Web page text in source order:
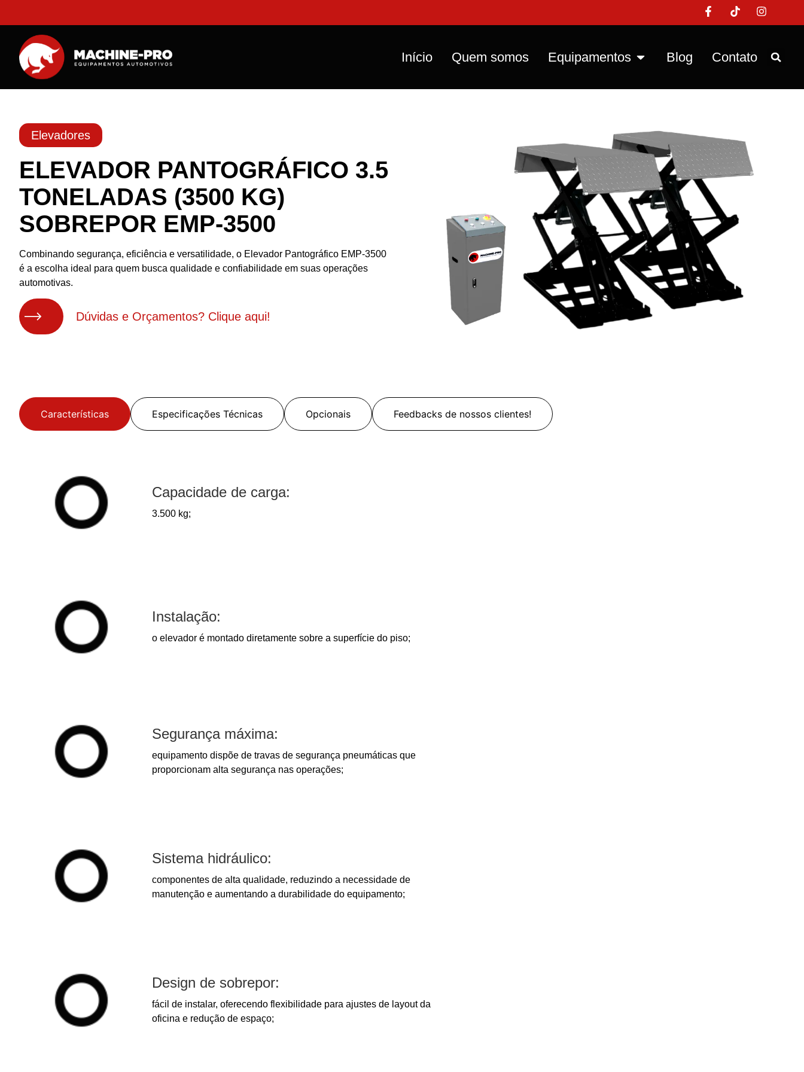
Início Quem somos Equipamentos Blog Contato
Elevadores
ELEVADOR PANTOGRÁFICO 3.5
TONELADAS (3500 KG)
SOBREPOR EMP-3500
Combinando segurança, eficiência e versatilidade, o Elevador Pantográfico EMP-3500
é a escolha ideal para quem busca qualidade e confiabilidade em suas operações
automotivas.
Dúvidas e Orçamentos? Clique aqui!
Características Especificações Técnicas Opcionais Feedbacks de nossos clientes!
Capacidade de carga:
3.500 kg;
Instalação:
o elevador é montado diretamente sobre a superfície do piso;
Segurança máxima:
equipamento dispõe de travas de segurança pneumáticas que
proporcionam alta segurança nas operações;
Sistema hidráulico:
componentes de alta qualidade, reduzindo a necessidade de
manutenção e aumentando a durabilidade do equipamento;
Design de sobrepor:
fácil de instalar, oferecendo flexibilidade para ajustes de layout da
oficina e redução de espaço;